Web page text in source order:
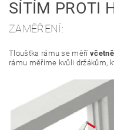
SÍTÍM PROTI
ZAMĚŘENÍ:
Tloušťka rámu se měří
rámu měříme kvůli držákům,